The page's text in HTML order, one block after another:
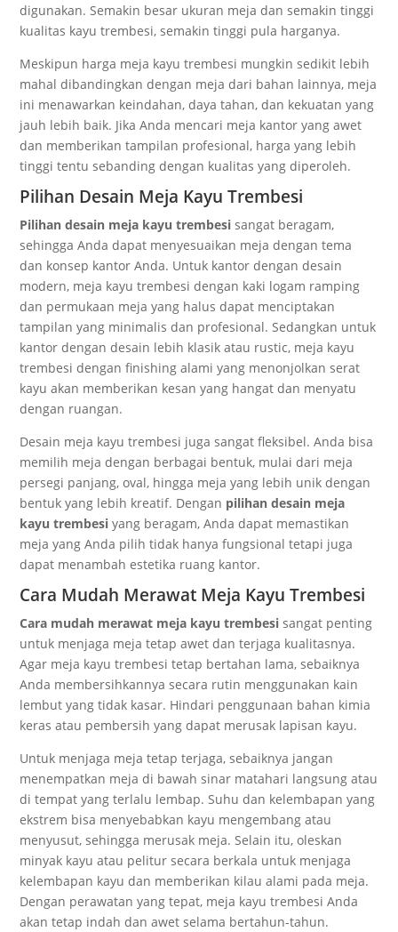
digunakan. Semakin besar ukuran meja dan semakin tinggi
kualitas kayu trembesi, semakin tinggi pula harganya.
Meskipun harga meja kayu trembesi mungkin sedikit lebih
mahal dibandingkan dengan meja dari bahan lainnya, meja
ini menawarkan keindahan, daya tahan, dan kekuatan yang
jauh lebih baik. Jika Anda mencari meja kantor yang awet
dan memberikan tampilan profesional, harga yang lebih
tinggi tentu sebanding dengan kualitas yang diperoleh.
Pilihan Desain Meja Kayu Trembesi
Pilihan desain meja kayu trembesi sangat beragam,
sehingga Anda dapat menyesuaikan meja dengan tema
dan konsep kantor Anda. Untuk kantor dengan desain
modern, meja kayu trembesi dengan kaki logam ramping
dan permukaan meja yang halus dapat menciptakan
tampilan yang minimalis dan profesional. Sedangkan untuk
kantor dengan desain lebih klasik atau rustic, meja kayu
trembesi dengan finishing alami yang menonjolkan serat
kayu akan memberikan kesan yang hangat dan menyatu
dengan ruangan.
Desain meja kayu trembesi juga sangat fleksibel. Anda bisa
memilih meja dengan berbagai bentuk, mulai dari meja
persegi panjang, oval, hingga meja yang lebih unik dengan
bentuk yang lebih kreatif. Dengan pilihan desain meja
kayu trembesi yang beragam, Anda dapat memastikan
meja yang Anda pilih tidak hanya fungsional tetapi juga
dapat menambah estetika ruang kantor.
Cara Mudah Merawat Meja Kayu Trembesi
Cara mudah merawat meja kayu trembesi sangat penting
untuk menjaga meja tetap awet dan terjaga kualitasnya.
Agar meja kayu trembesi tetap bertahan lama, sebaiknya
Anda membersihkannya secara rutin menggunakan kain
lembut yang tidak kasar. Hindari penggunaan bahan kimia
keras atau pembersih yang dapat merusak lapisan kayu.
Untuk menjaga meja tetap terjaga, sebaiknya jangan
menempatkan meja di bawah sinar matahari langsung atau
di tempat yang terlalu lembap. Suhu dan kelembapan yang
ekstrem bisa menyebabkan kayu mengembang atau
menyusut, sehingga merusak meja. Selain itu, oleskan
minyak kayu atau pelitur secara berkala untuk menjaga
kelembapan kayu dan memberikan kilau alami pada meja.
Dengan perawatan yang tepat, meja kayu trembesi Anda
akan tetap indah dan awet selama bertahun-tahun.